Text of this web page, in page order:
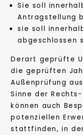
Sie soll
Antragstellung
sie soll
abgeschlossen
Derart geprüfte
die geprüften
Außenprüfung
Sinne der
können auch
potenziellen
stattfinden, in